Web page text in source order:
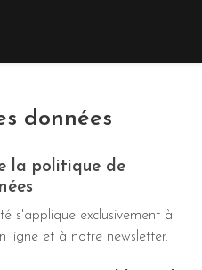
données
la politique de
s'applique exclusivement à
ligne et à notre newsletter.